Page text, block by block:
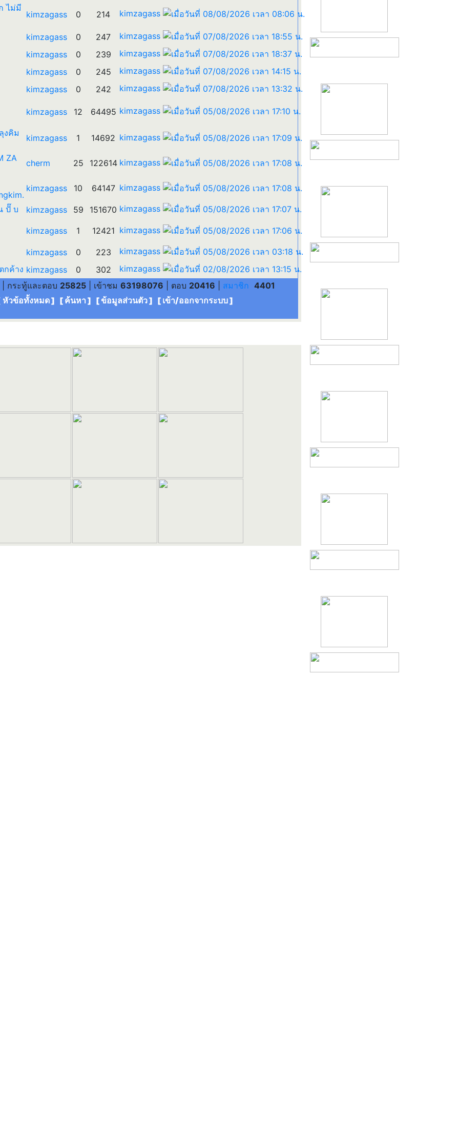
ไม่มี
kimzagass 0 214 kimzagass
kimzagass 0 247
kimzagass
kimzagass 0 239
kimzagass
kimzagass 0 245
kimzagass
kimzagass 0 242
kimzagass
kimzagass 12 64495 kimzagass
งคิม
kimzagass 1 14692 kimzagass
ZA
cherm 25 122614 kimzagass
kimzagass 10 64147 kimzagass
ปั๊ บ kimzagass 59 151670 kimzagass
kimzagass 1 12421 kimzagass
kimzagass 0 223
kimzagass
กค้าง kimzagass 0 302
kimzagass
| กระทู้และตอบ 25825| เข้าชม 63198076 | ตอบ 20416 สมาชิก 4401
หัวข้อทั้งหมด] [ ค้นหา ] [ข้อมูลส่วนตัว] [ เข้า/ออกจากระบบ]